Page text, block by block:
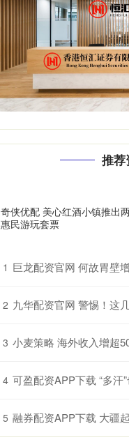
推荐
奇侠优配 美心红酒小镇推出
惠民游玩套票
1 巨龙配资官网 何故胃壁增厚者屡见不鲜
2 九华配资官网 警惕！这几种“春困”
3 小麦策略 海外收入增超50%！金风
4 可盈配资APP下载 “多汗”也是病？医
5 融券配资APP下载 大疆起诉